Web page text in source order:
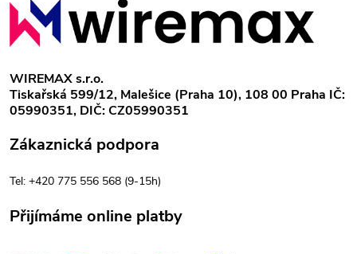
r
v
k
y
v
ý
p
i
á
p
a
WIREMAX s.r.o.
Tiskařská 599/12, Malešice (Praha 10), 108 00 Praha IČ:
05990351, DIČ: CZ05990351
Zákaznická podpora
Tel: +420 775 556 568 (9-15h)
Přijímáme online platby